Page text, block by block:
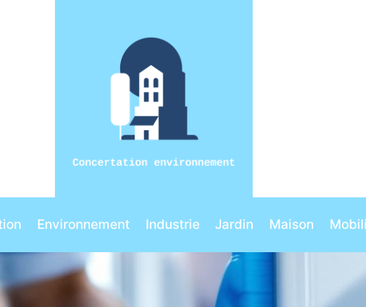
Environnement Industrie Jardin Maison